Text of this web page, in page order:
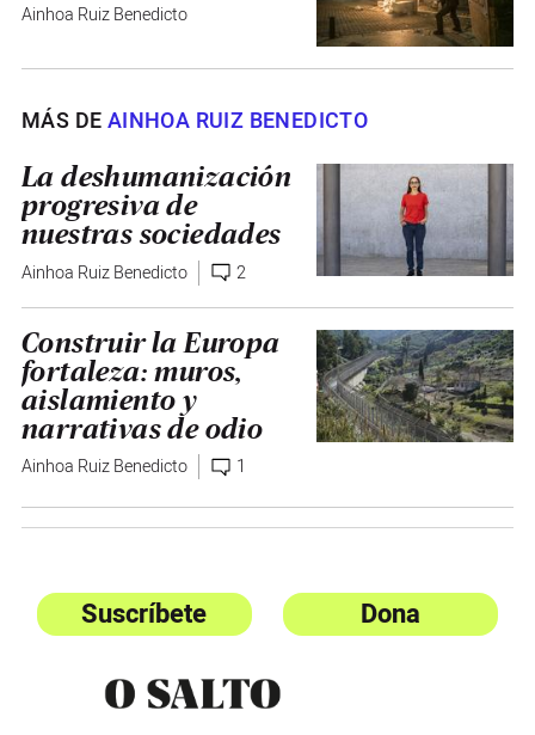
Ainhoa Ruiz Benedicto
MÁS DEAINHOA RUIZ BENEDICTO
La deshumanización
progresiva de
nuestras sociedades
Ainhoa Ruiz Benedicto 2
Construir la Europa
fortaleza: muros,
aislamiento y
narrativas de odio
Ainhoa Ruiz Benedicto 1
Suscríbete Dona